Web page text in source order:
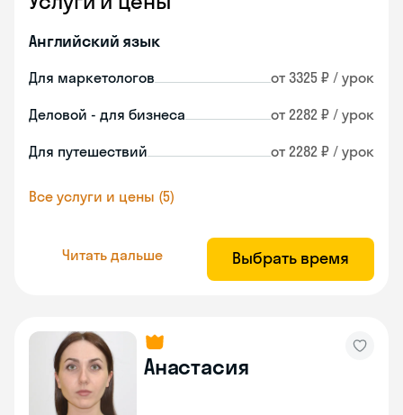
Английский язык
Для маркетологов от 3325 ₽ / урок
Деловой - для бизнеса от 2282 ₽ / урок
Для путешествий от 2282 ₽ / урок
Все услуги и цены (5)
Читать дальше Выбрать время
Анастасия